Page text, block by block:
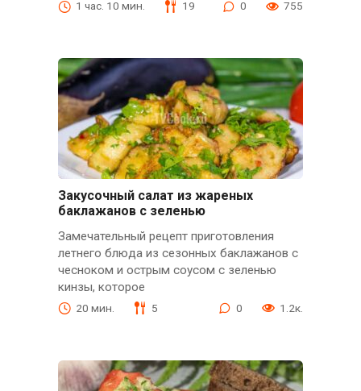
1 час. 10 мин. 19 0 755
Закусочный салат из жареных
баклажанов с зеленью
Замечательный рецепт приготовления
летнего блюда из сезонных баклажанов с
чесноком и острым соусом с зеленью
кинзы, которое
20 мин. 5 0 1.2к.